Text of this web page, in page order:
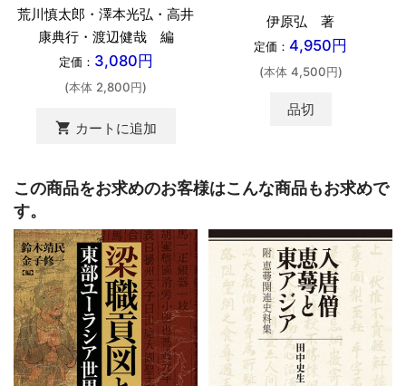
荒川慎太郎・澤本光弘・高井
康典行・渡辺健哉 編
定価： 3,080円
(本体 2,800円)
shopping_cart カートに追加
伊原弘 著
定価： 4,950円
(本体 4,500円)
品切
この商品をお求めのお客様はこんな商品もお求めで
す。